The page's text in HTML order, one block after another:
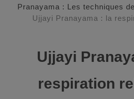
Pranayama : Les techniques
Ujjayi Pranayama : la
Ujjayi
respiration